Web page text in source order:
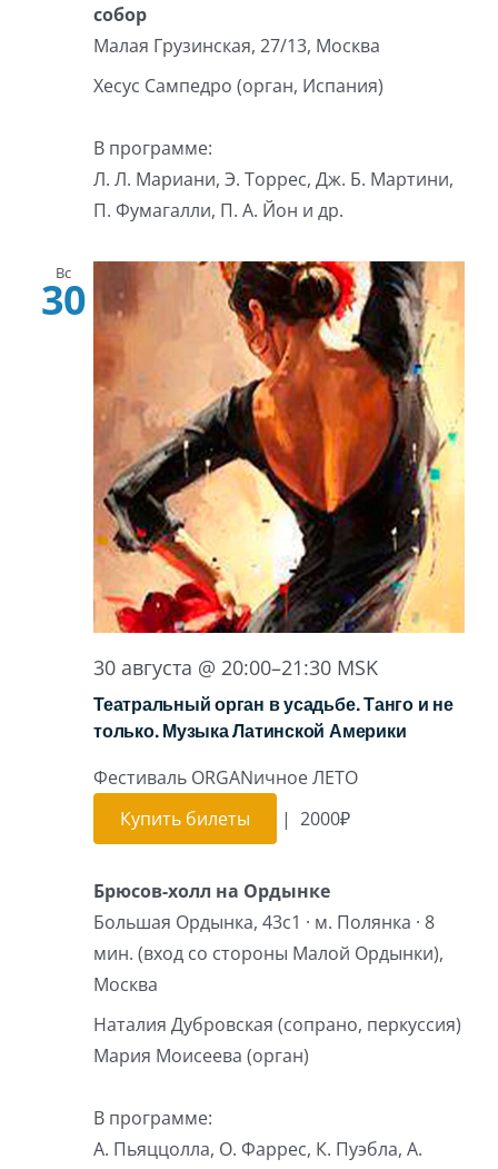
собор
Малая Грузинская, 27/13, Москва
Хесус Сампедро (орган, Испания)
В программе:
Л. Л. Мариани, Э. Торрес, Дж. Б. Мартини,
П. Фумагалли, П. А. Йон и др.
Вс
30
30 августа @ 20:00–21:30 MSK
Театральный орган в усадьбе. Танго и не
только. Музыка Латинской Америки
Фестиваль ORGANичное ЛЕТО
Купить билеты
| 2000₽
Брюсов-холл на Ордынке
Большая Ордынка, 43с1 · м. Полянка · 8
мин. (вход со стороны Малой Ордынки),
Москва
Наталия Дубровская (сопрано, перкуссия)
Мария Моисеева (орган)
В программе:
А. Пьяццолла, О. Фаррес, К. Пуэбла, А.